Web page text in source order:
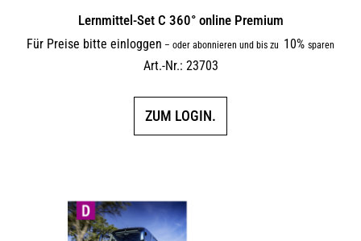
Lernmittel-Set C 360° online Premium
Für Preise bitte einloggen – oder abonnieren und bis zu 10% sparen
Art.-Nr.: 23703
ZUM LOGIN.